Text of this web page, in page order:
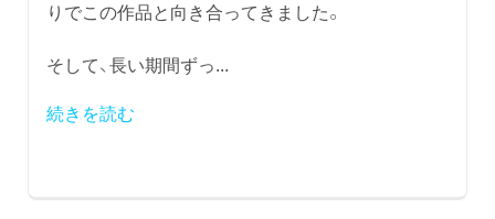
りでこの作品と向き合ってきました。
そして、長い期間ずっ...
続きを読む